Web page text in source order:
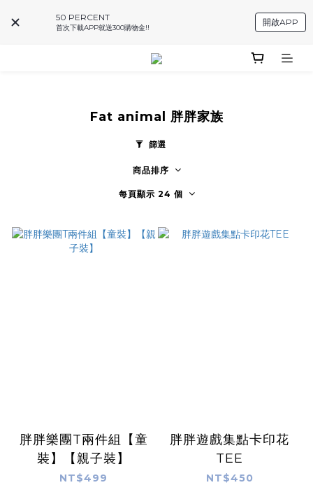
50 PERCENT
首次下載APP就送300購物金!!
開啟APP
Fat animal 胖胖家族
篩選
商品排序
每頁顯示 24 個
胖胖樂團T兩件組【童
裝】【親子裝】
NT$499
胖胖遊戲集點卡印花
TEE
NT$450